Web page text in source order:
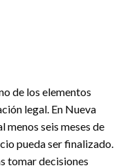
de los elementos
legal. En Nueva
menos seis meses de
pueda ser finalizado.
tomar decisiones